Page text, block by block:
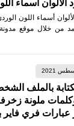
الألوان أسماء
أسماء اللون
من خلال موقع مدونة
بالملف
ملونة
فري فاير